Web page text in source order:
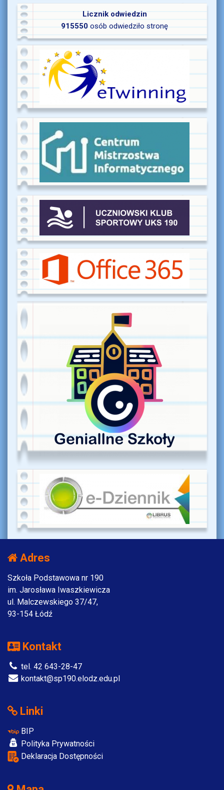
Licznik odwiedzin
915550 osób odwiedziło stronę
Adres
Szkoła Podstawowa nr 190
im. Jarosława Iwaszkiewicza
ul. Malczewskiego 37/47,
93-154 Łódź
Kontakt
tel. 42 643-28-47
kontakt@sp190.elodz.edu.pl
Linki
BIP
Polityka Prywatności
Deklaracja Dostępności